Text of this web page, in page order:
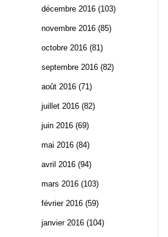
décembre 2016 (103)
novembre 2016 (85)
octobre 2016 (81)
septembre 2016 (82)
août 2016 (71)
juillet 2016 (82)
juin 2016 (69)
mai 2016 (84)
avril 2016 (94)
mars 2016 (103)
février 2016 (59)
janvier 2016 (104)